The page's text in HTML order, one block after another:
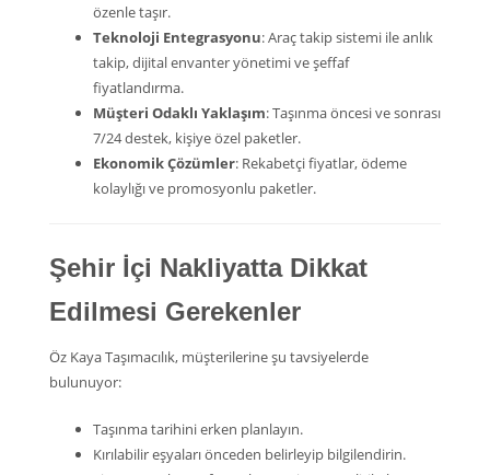
özenle taşır.
Teknoloji Entegrasyonu: Araç takip sistemi ile anlık
takip, dijital envanter yönetimi ve şeffaf
fiyatlandırma.
Müşteri Odaklı Yaklaşım: Taşınma öncesi ve sonrası
7/24 destek, kişiye özel paketler.
Ekonomik Çözümler: Rekabetçi fiyatlar, ödeme
kolaylığı ve promosyonlu paketler.
Şehir İçi Nakliyatta Dikkat
Edilmesi Gerekenler
Öz Kaya Taşımacılık, müşterilerine şu tavsiyelerde
bulunuyor:
Taşınma tarihini erken planlayın.
Kırılabilir eşyaları önceden belirleyip bilgilendirin.